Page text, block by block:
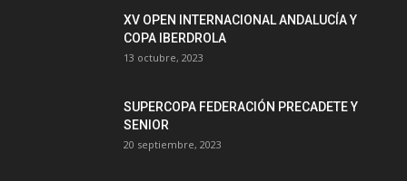
XV OPEN INTERNACIONAL ANDALUCÍA Y
COPA IBERDROLA
13 octubre, 2023
SUPERCOPA FEDERACIÓN PRECADETE Y
SENIOR
20 septiembre, 2023